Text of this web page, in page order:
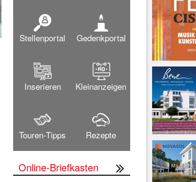
Stellenportal Gedenkportal
Inserieren Kleinanzeigen
Touren-Tipps Rezepte
Online-Briefkasten